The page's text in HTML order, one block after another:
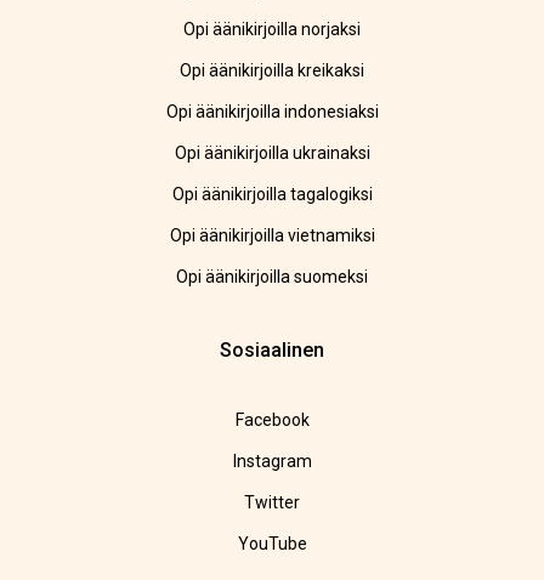
Opi äänikirjoilla norjaksi
Opi äänikirjoilla kreikaksi
Opi äänikirjoilla indonesiaksi
Opi äänikirjoilla ukrainaksi
Opi äänikirjoilla tagalogiksi
Opi äänikirjoilla vietnamiksi
Opi äänikirjoilla suomeksi
Sosiaalinen
Facebook
Instagram
Twitter
YouTube